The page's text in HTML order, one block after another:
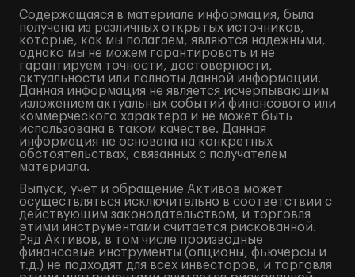
Содержащаяся в материале информация, была
получена из различных открытых источников,
которые, как мы полагаем, являются надежными,
однако мы не можем гарантировать и не
гарантируем точности, достоверности,
актуальности или полноты данной информации.
Данная информация не является исчерпывающим
изложением актуальных событий финансового или
коммерческого характера и не может быть
использована в таком качестве. Данная
информация не основана на конкретных
обстоятельствах, связанных с получателем
материала.
Выпуск, учет и обращение Активов может
осуществляться исключительно в соответствии с
действующим законодательством, и торговля
этими инструментами считается рискованной.
Ряд Активов, в том числе производные
финансовые инструменты (опционы, фьючерсы и
т.д.) не подходят для всех инвесторов, и торговля